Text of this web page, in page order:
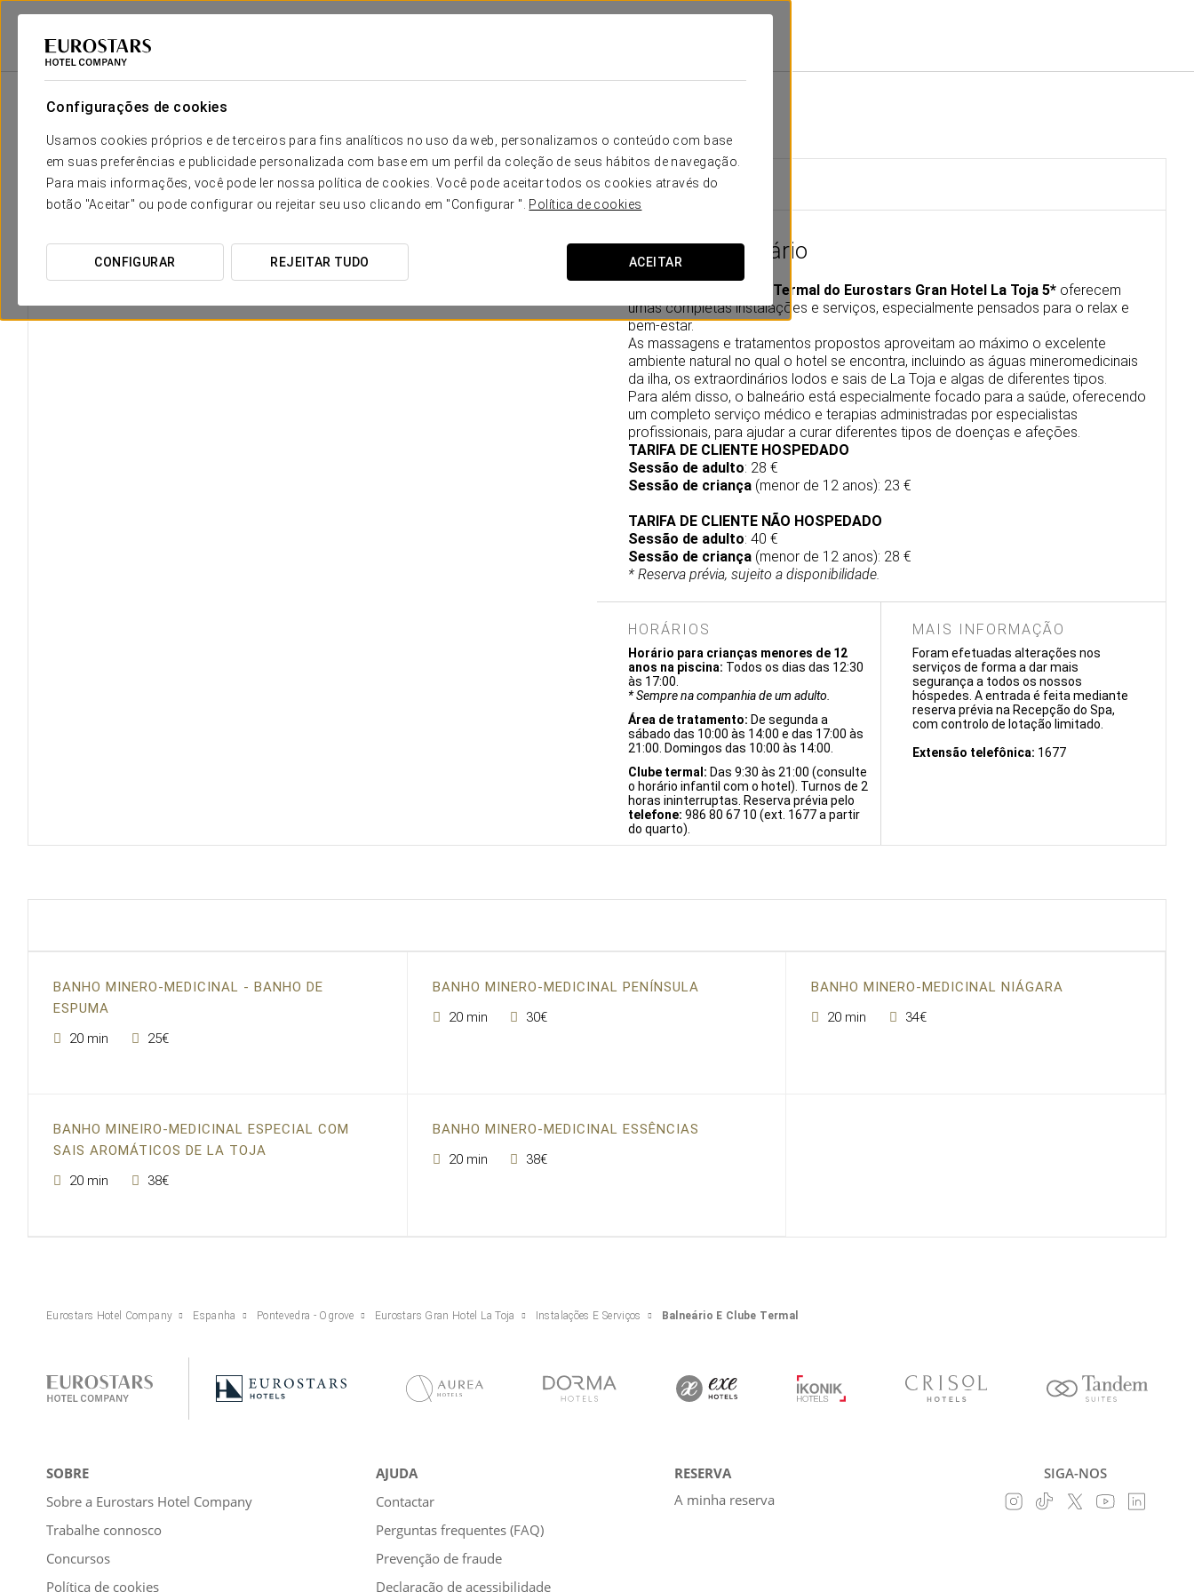
Configurações de cookies
Usamos cookies próprios e de terceiros para fins analíticos no uso da web, personalizamos o conteúdo com base
em suas preferências e publicidade personalizada com base em um perfil da coleção de seus hábitos de navegação.
Para mais informações, você pode ler nossa política de cookies. Você pode aceitar todos os cookies através do
botão "Aceitar" ou pode configurar ou rejeitar seu uso clicando em "Configurar ". Política de cookies
CONFIGURAR REJEITAR TUDO ACEITAR
Eurostars Hotel Company
O nosso balneário
Balneário e o Clube Termal do Eurostars Gran Hotel La Toja 5* oferecem
umas completas instalações e serviços, especialmente pensados para o relax e
bem-estar.
As massagens e tratamentos propostos aproveitam ao máximo o excelente
ambiente natural no qual o hotel se encontra, incluindo as águas mineromedicinais
da ilha, os extraordinários lodos e sais de La Toja e algas de diferentes tipos.
Para além disso, o balneário está especialmente focado para a saúde, oferecendo
um completo serviço médico e terapias administradas por especialistas
profissionais, para ajudar a curar diferentes tipos de doenças e afeções.
TARIFA DE CLIENTE HOSPEDADO
Sessão de adulto: 28 €
Sessão de criança (menor de 12 anos): 23 €
TARIFA DE CLIENTE NÃO HOSPEDADO
Sessão de adulto: 40 €
Sessão de criança (menor de 12 anos): 28 €
* Reserva prévia, sujeito a disponibilidade.
HORÁRIOS
Horário para crianças menores de 12
anos na piscina: Todos os dias das 12:30
às 17:00.
* Sempre na companhia de um adulto.
Área de tratamento: De segunda a
sábado das 10:00 às 14:00 e das 17:00 às
21:00. Domingos das 10:00 às 14:00.
Clube termal: Das 9:30 às 21:00 (consulte
o horário infantil com o hotel). Turnos de 2
horas ininterruptas. Reserva prévia pelo
telefone: 986 80 67 10 (ext. 1677 a partir
do quarto).
MAIS INFORMAÇÃO
Foram efetuadas alterações nos
serviços de forma a dar mais
segurança a todos os nossos
hóspedes. A entrada é feita mediante
reserva prévia na Recepção do Spa,
com controlo de lotação limitado.
Extensão telefônica: 1677
BANHO MINERO-MEDICINAL - BANHO DE
ESPUMA
20 min
25€
BANHO MINERO-MEDICINAL PENÍNSULA
20 min
30€
BANHO MINERO-MEDICINAL NIÁGARA
20 min
34€
BANHO MINEIRO-MEDICINAL ESPECIAL COM
SAIS AROMÁTICOS DE LA TOJA
20 min
38€
BANHO MINERO-MEDICINAL ESSÊNCIAS
20 min
38€
Eurostars Hotel Company Espanha Pontevedra - Ogrove Eurostars Gran Hotel La Toja Instalações E Serviços Balneário E Clube Termal
SOBRE
Sobre a Eurostars Hotel Company
Trabalhe connosco
Concursos
Política de cookies
AJUDA
Contactar
Perguntas frequentes (FAQ)
Prevenção de fraude
Declaração de acessibilidade
RESERVA
A minha reserva
SIGA-NOS